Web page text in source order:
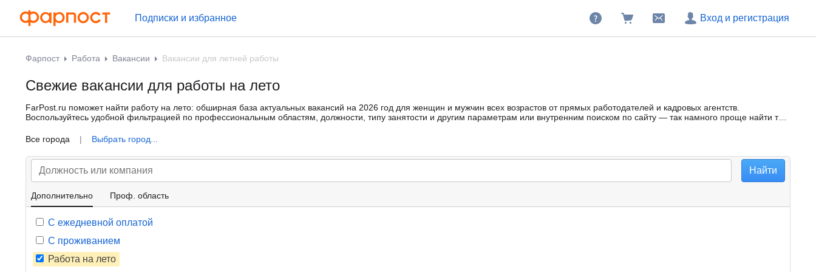
Подписки и избранное Вход и регистрация
Фарпост Работа Вакансии Вакансии для летней работы
Свежие вакансии для работы на лето
FarPost.ru поможет найти работу на лето: обширная база актуальных вакансий на 2026 год для женщин и мужчин всех возрастов от прямых работодателей и кадровых агентств.
Воспользуйтесь удобной фильтрацией по профессиональным областям, должности, типу занятости и другим параметрам или внутренним поиском по сайту — так намного проще найти то,
Все города
| Выбрать город...
Дополнительно Проф. область
С ежедневной оплатой
С проживанием
Работа на лето